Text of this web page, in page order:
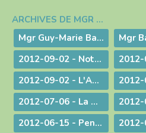
Navigation
ARCHIVES DE MGR BAGNARD
Mgr Guy-Marie Bagnard, évêque émérite de Belley-Ars
2012-09-02 - Notre tâche est de faire entendre la voix d'une conscience droite !
2012-09-02 - L'Amour de l'Eglise !
2012-07-06 - La miséricorde et le ministère du prêtre
2012-06-15 - Pentecôte 2012 : La fête d'une famille aux nombreux enfants !